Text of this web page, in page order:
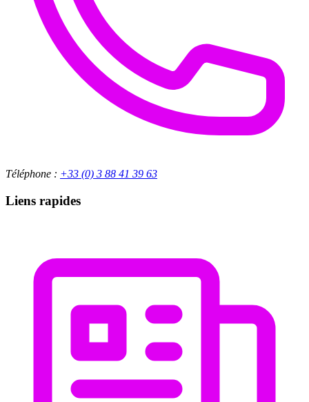
Téléphone : +33 (0) 3 88 41 39 63
Liens rapides